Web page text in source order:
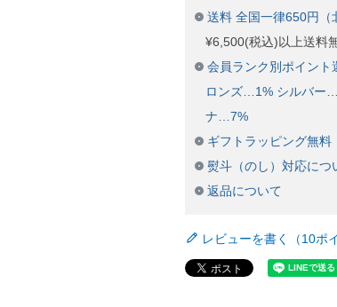
送料 全国一律650円（
¥6,500(税込)以上送料
会員ランク別ポイン
ロンズ…1% シルバー
ナ…7%
ギフトラッピング無料
熨斗（のし）対応につ
返品について
レビューを書く（10ポ